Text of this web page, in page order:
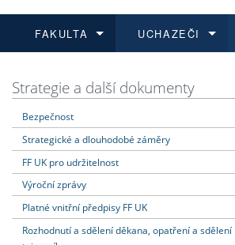
FAKULTA
Dozvědět se více
UCHAZEČI
Podat přihlášku
Dozvědět se více
Dozvědět se více
Dozvědět se více
Strategie a další dokumenty
Bezpečnost
Strategické a dlouhodobé záměry
FF UK pro udržitelnost
Výroční zprávy
Platné vnitřní předpisy FF UK
Rozhodnutí a sdělení děkana, opatření a sdělení